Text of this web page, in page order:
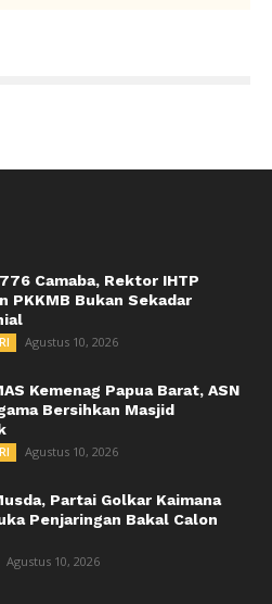
Camaba, Rektor IHTP
PKKMB Bukan Sekadar
Agustus 10, 2026
Kemenag Papua Barat, ASN
Bersihkan Masjid
Agustus 10, 2026
Partai Golkar Kaimana
Penjaringan Bakal Calon
Agustus 10, 2026